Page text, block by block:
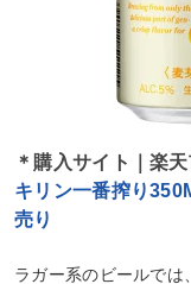
＊購入サイト｜楽天
キリン一番搾り
売り
ラガー系のビールでは